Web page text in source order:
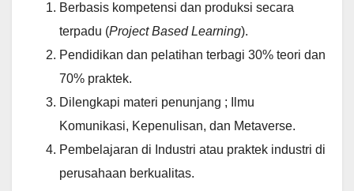
Berbasis kompetensi dan produksi secara
terpadu (Project Based Learning).
Pendidikan dan pelatihan terbagi 30% teori dan
70% praktek.
Dilengkapi materi penunjang ; Ilmu
Komunikasi, Kepenulisan, dan Metaverse.
Pembelajaran di Industri atau praktek industri di
perusahaan berkualitas.